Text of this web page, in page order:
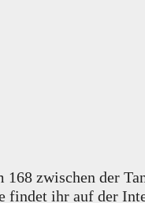
zwischen der
findet ihr auf der